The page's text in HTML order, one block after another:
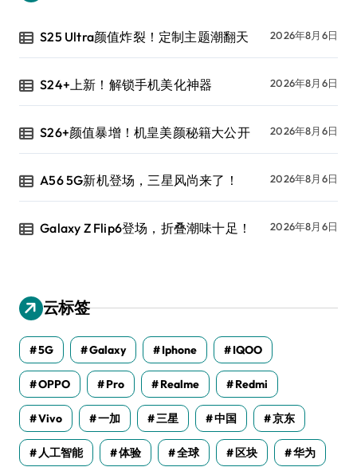
S25 Ultra颜值炸裂！定制主题潮翻天 2026年8月6日
S24+上新！解锁手机美化神器 2026年8月6日
S26+颜值暴增！机皇美颜秘籍大公开 2026年8月6日
A56 5G新机登场，三星风尚来了！ 2026年8月6日
Galaxy Z Flip6登场，折叠潮味十足！ 2026年8月6日
云标签
5G Galaxy Iphone IQOO
OPPO Pro Realme Redmi
Vivo 一加 三星 中国 京东
人工智能 体验 全球 区块 华为